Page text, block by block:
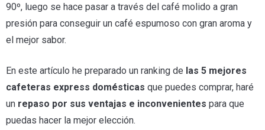
90º, luego se hace pasar a través del café molido a gran
presión para conseguir un café espumoso con gran aroma y
el mejor sabor.
En este artículo he preparado un ranking de las 5 mejores
cafeteras express domésticas que puedes comprar, haré
un repaso por sus ventajas e inconvenientes para que
puedas hacer la mejor elección.